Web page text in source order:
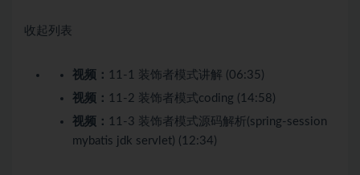
收起列表
视频： 11-1 装饰者模式讲解 (06:35)
视频： 11-2 装饰者模式coding (14:58)
视频： 11-3 装饰者模式源码解析(spring-session
mybatis jdk servlet) (12:34)